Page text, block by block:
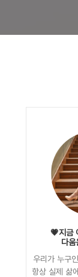
💗지금
다움
우리가 누구
항상 실제 삶